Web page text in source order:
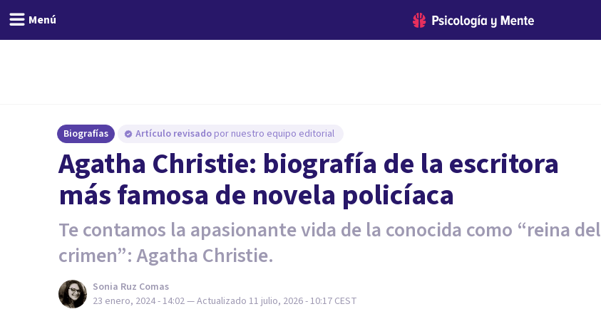
Menú
Biografías Artículo revisado por nuestro equipo editorial
Agatha Christie: biografía de la escritora
más famosa de novela policíaca
Te contamos la apasionante vida de la conocida como “reina del
crimen”: Agatha Christie.
Sonia Ruz Comas
23 enero, 2024 - 14:02— Actualizado 11 julio, 2026 - 10:17 CEST